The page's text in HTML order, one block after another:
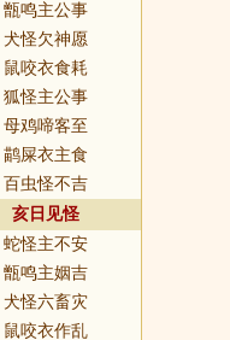
甑鸣主公事
犬怪欠神愿
鼠咬衣食耗
狐怪主公事
母鸡啼客至
鹋屎衣主食
百虫怪不吉
亥日见怪
蛇怪主不安
甑鸣主姻吉
犬怪六畜灾
鼠咬衣作乱